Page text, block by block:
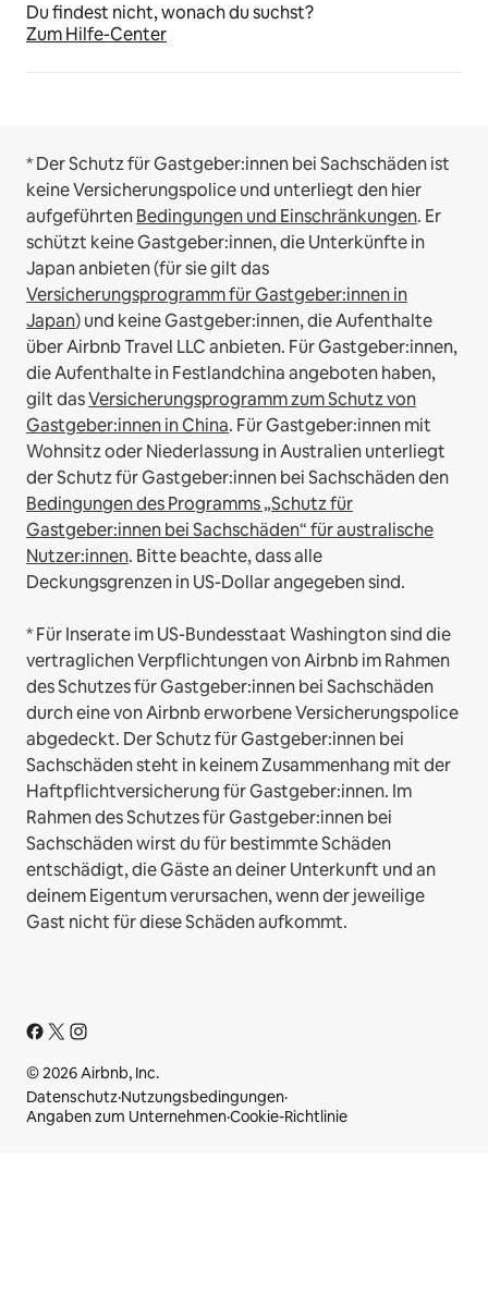
Du findest nicht, wonach du suchst?
Zum Hilfe-Center
* Der Schutz für Gastgeber:innen bei Sachschäden ist
keine Versicherungspolice und unterliegt den hier
aufgeführtenBedingungen und Einschränkungen. Er
schützt keine Gastgeber:innen, die Unterkünfte in
Japan anbieten (für sie gilt das
Versicherungsprogramm für Gastgeber:innen in
Japan) und keine Gastgeber:innen, die Aufenthalte
über Airbnb Travel LLC anbieten. Für Gastgeber:innen,
die Aufenthalte in Festlandchina angeboten haben,
gilt dasVersicherungsprogramm zum Schutz von
Gastgeber:innen in China. Für Gastgeber:innen mit
Wohnsitz oder Niederlassung in Australien unterliegt
der Schutz für Gastgeber:innen bei Sachschäden den
Bedingungen des Programms „Schutz für
Gastgeber:innen bei Sachschäden“ für australische
Nutzer:innen. Bitte beachte, dass alle
Deckungsgrenzen in US-Dollar angegeben sind.
* Für Inserate im US-Bundesstaat Washington sind die
vertraglichen Verpflichtungen von Airbnb im Rahmen
des Schutzes für Gastgeber:innen bei Sachschäden
durch eine von Airbnb erworbene Versicherungspolice
abgedeckt. Der Schutz für Gastgeber:innen bei
Sachschäden steht in keinem Zusammenhang mit der
Haftpflichtversicherung für Gastgeber:innen. Im
Rahmen des Schutzes für Gastgeber:innen bei
Sachschäden wirst du für bestimmte Schäden
entschädigt, die Gäste an deiner Unterkunft und an
deinem Eigentum verursachen, wenn der jeweilige
Gast nicht für diese Schäden aufkommt.
© 2026 Airbnb, Inc.
Datenschutz·Nutzungsbedingungen·
Angaben zum Unternehmen·Cookie-Richtlinie